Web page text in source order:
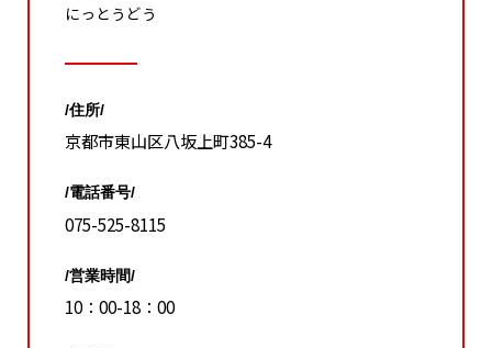
にっとうどう
/住所/
京都市東山区八坂上町385-4
/電話番号/
075-525-8115
/営業時間/
10：00-18：00